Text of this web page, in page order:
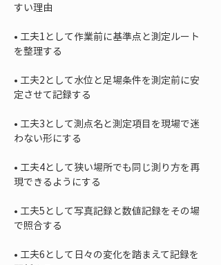
• 工夫1として作業前に基準点と測定ルート
• 工夫2として水位と足場条件を測定前に安
• 工夫3として測点名と測定項目を現場で迷
• 工夫4として狭い場所でも同じ測り方を再
• 工夫5として写真記録と数値記録をその場
• 工夫6として日々の変化を踏まえて記録を